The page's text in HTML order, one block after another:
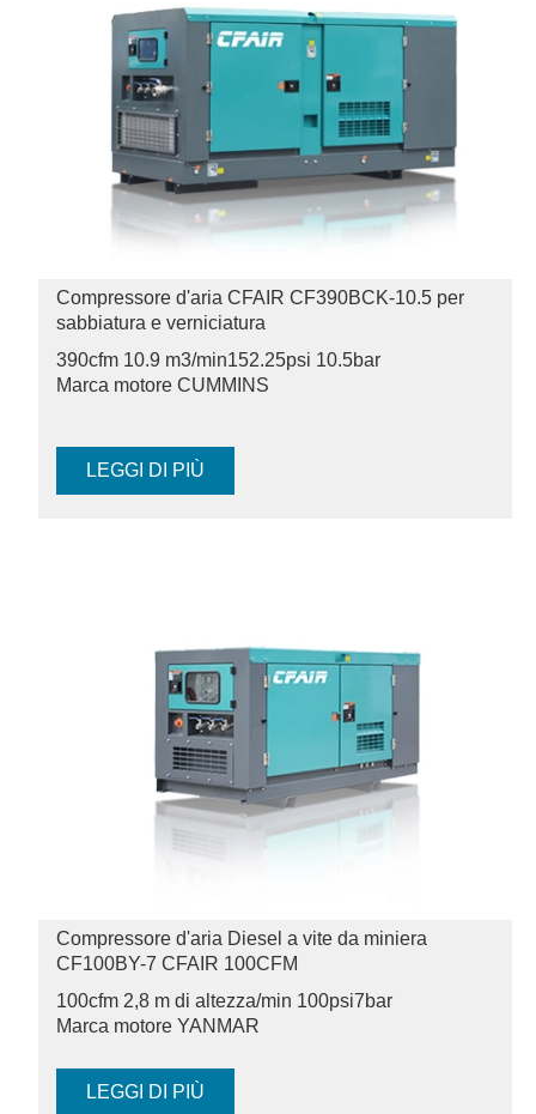
Compressore d'aria CFAIR CF390BCK-10.5 per
sabbiatura e verniciatura
390cfm 10.9 m3/min152.25psi 10.5bar
Marca motore CUMMINS
LEGGI DI PIÙ
Compressore d'aria Diesel a vite da miniera
CF100BY-7 CFAIR 100CFM
100cfm 2,8 m di altezza/min 100psi7bar
Marca motore YANMAR
LEGGI DI PIÙ